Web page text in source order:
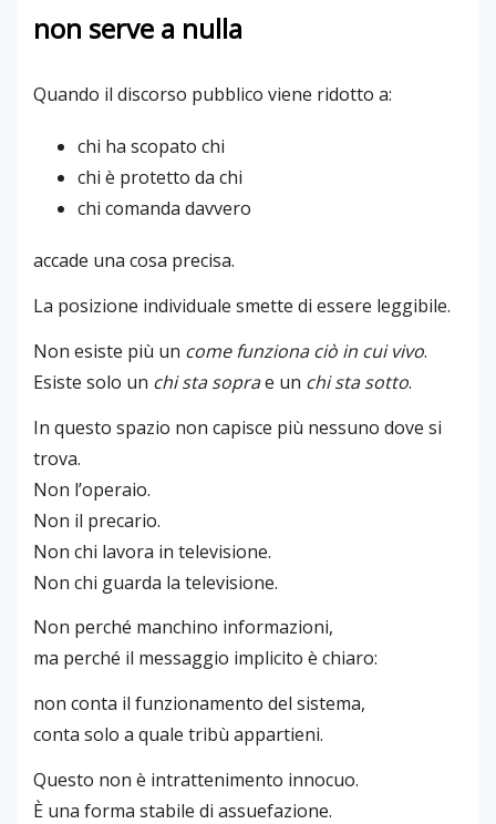
non serve a nulla
Quando il discorso pubblico viene ridotto a:
chi ha scopato chi
chi è protetto da chi
chi comanda davvero
accade una cosa precisa.
La posizione individuale smette di essere leggibile.
Non esiste più un come funziona ciò in cui vivo.
Esiste solo un chi sta soprae un chi sta sotto.
In questo spazio non capisce più nessuno dove si
trova.
Non l’operaio.
Non il precario.
Non chi lavora in televisione.
Non chi guarda la televisione.
Non perché manchino informazioni,
ma perché il messaggio implicito è chiaro:
non conta il funzionamento del sistema,
conta solo a quale tribù appartieni.
Questo non è intrattenimento innocuo.
È una forma stabile di assuefazione.